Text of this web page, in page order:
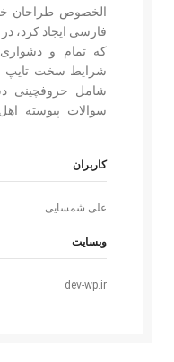
الخصوص طراحان
فارسی ایجاد کرد،
که تمام و دشواری
شرایط سخت تایپ
شامل حروفچینی
سوالات پیوسته
کاربران
علی شمسایی
وبسایت
dev-wp.ir